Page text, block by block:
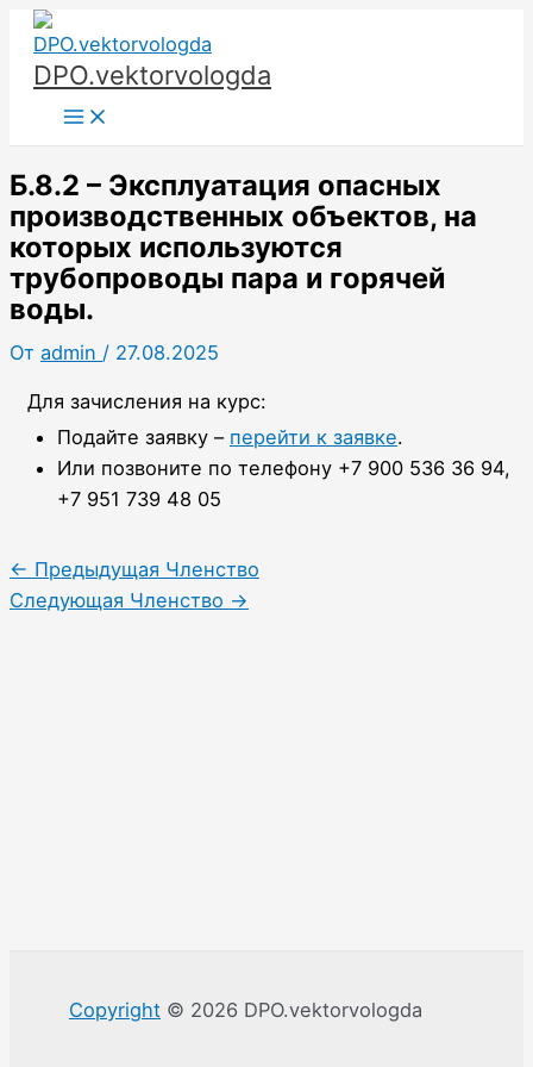
Перейти
содержимому
DPO.vektorvologda
Main
Б.8.2 – Эксплуатация опасных
производственных объектов, на
которых используются
трубопроводы пара и горячей
воды.
От admin / 27.08.2025
Для зачисления на курс:
Подайте заявку – перейти к заявке.
Или позвоните по телефону +7 900 536 36 94,
+7 951 739 48 05
← Предыдущая Членство
Следующая Членство →
Copyright © 2026 DPO.vektorvologda